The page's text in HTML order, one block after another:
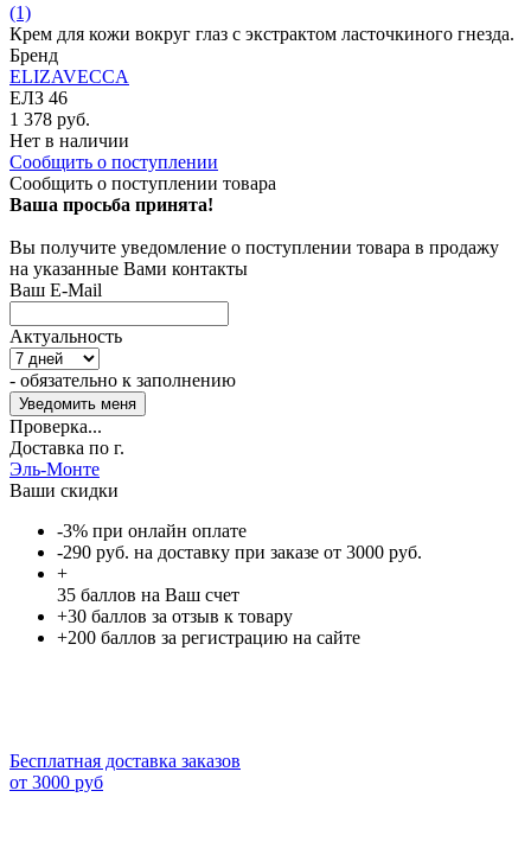
(1)
Крем для кожи вокруг глаз с экстрактом ласточкиного гнезда.
Бренд
ELIZAVECCA
ЕЛЗ 46
1 378 руб.
Нет в наличии
Сообщить о поступлении
Сообщить о поступлении товара
Ваша просьба принята!
Вы получите уведомление о поступлении товара в продажу
на указанные Вами контакты
Ваш E-Mail
Актуальность
- обязательно к заполнению
Проверка...
Доставка по г.
Эль-Монте
Ваши скидки
-3% при онлайн оплате
-290 руб. на доставку при заказе от 3000 руб.
+
35 баллов на Ваш счет
+30 баллов за отзыв к товару
+200 баллов за регистрацию на сайте
Бесплатная доставка заказов
от 3000 руб